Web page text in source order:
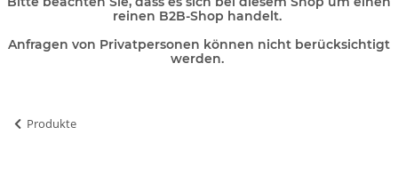
reinen B2B-Shop handelt.
Anfragen von Privatpersonen können nicht berücksichtigt
werden.
Produkte